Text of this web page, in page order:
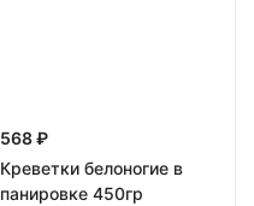
568 ₽
Креветки белоногие в
панировке 450гр